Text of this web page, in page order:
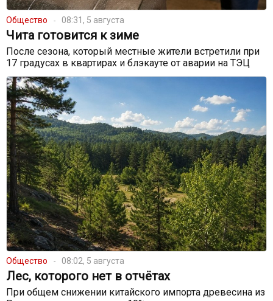
Общество 08:31, 5 августа
Чита готовится к зиме
После сезона, который местные жители встретили при
17 градусах в квартирах и блэкауте от аварии на ТЭЦ
Общество 08:02, 5 августа
Лес, которого нет в отчётах
При общем снижении китайского импорта древесина из